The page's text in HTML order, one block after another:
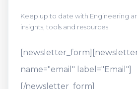
Keep up to date with Engineering
insights, tools and resources
name="email" label="Email"]
[/newsletter_form]